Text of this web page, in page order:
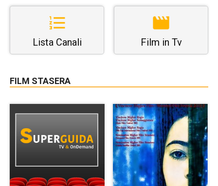
Lista Canali Film in Tv
FILM STASERA